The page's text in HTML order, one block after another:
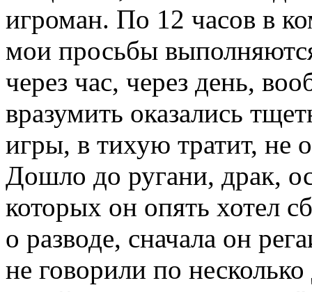
игроман. По 12 часов в
мои просьбы
через час, через день,
вразумить оказались
игры, в тихую тратит, не
Дошло до ругани, драк,
которых он опять хотел
о разводе, сначала он
не говорили по